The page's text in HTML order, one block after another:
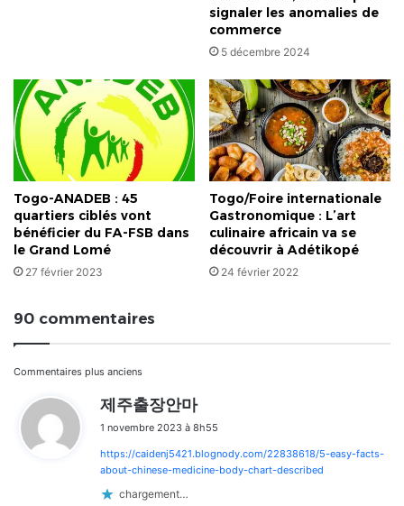
signaler les anomalies de
commerce
5 décembre 2024
Togo-ANADEB : 45
quartiers ciblés vont
bénéficier du FA-FSB dans
le Grand Lomé
27 février 2023
Togo/Foire internationale
Gastronomique : L’art
culinaire africain va se
découvrir à Adétikopé
24 février 2022
90 commentaires
Navigation
dans
les
commentaires
Commentaires plus anciens
제주출장안마
t
:
1 novembre 2023 à 8h55
https://caidenj5421.blognody.com/22838618/5-easy-facts-
about-chinese-medicine-body-chart-described
chargement…